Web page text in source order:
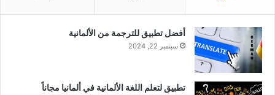
أفضل تطبيق للترجمة من الألمانية
سبتمبر 22, 2024
تطبيق لتعلم اللغة الألمانية في ألمانيا مجاناً